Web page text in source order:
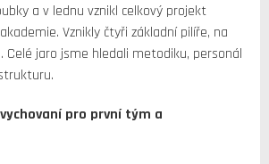
a v lednu vznikl celkový projekt
Vznikly čtyři základní pilíře, na
Celé jaro jsme hledali metodiku, personál
pro první tým a